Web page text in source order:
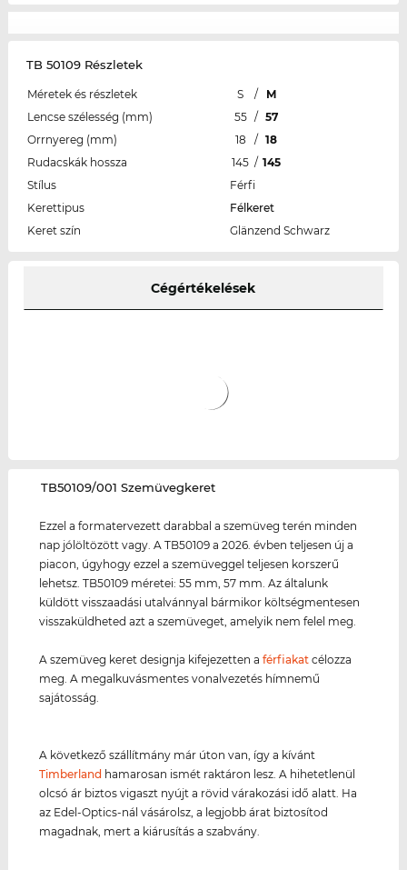
TB 50109 Részletek
Méretek és részletek S /
M
Lencse szélesség (mm)
55 / 57
Orrnyereg (mm)
18 / 18
Rudacskák hossza
145 / 145
Stílus
Férfi
Kerettipus
Félkeret
Keret szín
Glänzend Schwarz
Cégértékelések
‌TB50109/001 Szemüvegkeret
Ezzel a formatervezett darabbal a szemüveg terén minden
nap jólöltözött vagy. A TB50109 a 2026. évben teljesen új a
piacon, úgyhogy ezzel a szemüveggel teljesen korszerű
lehetsz. TB50109 méretei: 55 mm, 57 mm. Az általunk
küldött visszaadási utalvánnyal bármikor költségmentesen
visszaküldheted azt a szemüveget, amelyik nem felel meg.
A szemüveg keret designja kifejezetten aférfiakat célozza
meg. A megalkuvásmentes vonalvezetés hímnemű
sajátosság.
A következő szállítmány már úton van, így a kívánt
Timberland hamarosan ismét raktáron lesz. A hihetetlenül
olcsó ár biztos vigaszt nyújt a rövid várakozási idő alatt. Ha
az Edel-Optics-nál vásárolsz, a legjobb árat biztosítod
magadnak, mert a kiárusítás a szabvány.